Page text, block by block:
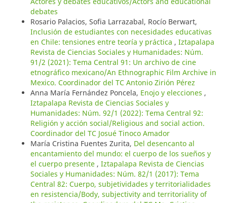
debates
Rosario Palacios, Sofia Larrazabal, Rocío Berwart,
Inclusión de estudiantes con necesidades educativas
en Chile: tensiones entre teoría y práctica , Iztapalapa
Revista de Ciencias Sociales y Humanidades: Núm.
91/2 (2021): Tema Central 91: Un archivo de cine
etnográfico mexicano/An Ethnographic Film Archive in
Mexico. Coordinador del TC Antonio Zirión Pérez
Anna María Fernández Poncela, Enojo y elecciones ,
Iztapalapa Revista de Ciencias Sociales y
Humanidades: Núm. 92/1 (2022): Tema Central 92:
Religión y acción social/Religious and social action.
Coordinador del TC Josué Tinoco Amador
María Cristina Fuentes Zurita, Del desencanto al
encantamiento del mundo: el cuerpo de los sueños y
el cuerpo presente , Iztapalapa Revista de Ciencias
Sociales y Humanidades: Núm. 82/1 (2017): Tema
Central 82: Cuerpo, subjetividades y territorialidades
en resistencia/Body, subjectivity and territoriality of